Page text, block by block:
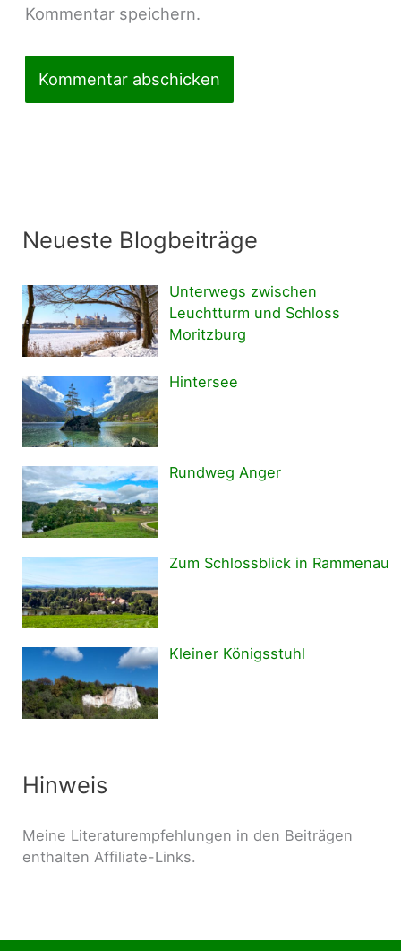
Kommentar speichern.
Neueste Blogbeiträge
Unterwegs zwischen
Leuchtturm und Schloss
Moritzburg
Hintersee
Rundweg Anger
Zum Schlossblick in Rammenau
Kleiner Königsstuhl
Hinweis
Meine Literaturempfehlungen in den Beiträgen
enthalten Affiliate-Links.